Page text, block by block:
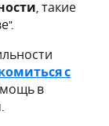
, такие
с
в